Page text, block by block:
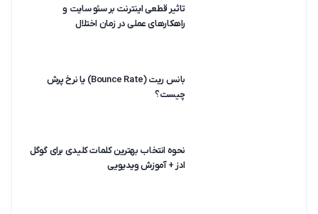
تاثیر قطعی اینترنت بر سئو سایت و
راهکارهای عملی در زمان اختلال
بانس ریت (Bounce Rate) یا نرخ پرش
چیست؟
نحوه انتخاب بهترین کلمات کلیدی برای گوگل
ادز + آموزش ویدیویی